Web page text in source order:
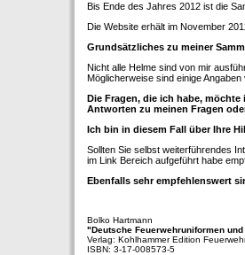
Bis Ende des Jahres 2012 ist die
Die Website erhält im November
Grundsätzliches zu meiner
Nicht alle Helme sind von mir
Möglicherweise sind einige
Die Fragen, die ich habe,
Antworten zu meinen Fragen
Ich bin in diesem Fall über Ihre
Sollten Sie selbst weiterführendes
im Link Bereich aufgeführt habe
Ebenfalls sehr empfehlenswert
Bolko Hartmann
"Deutsche Feuerwehruniformen
Verlag: Kohlhammer Edition
ISBN: 3-17-008573-5